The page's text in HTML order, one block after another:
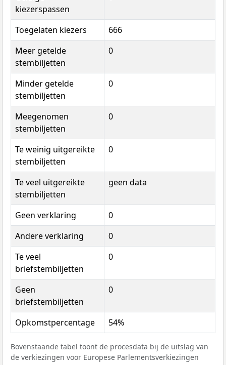
kiezerspassen
Toegelaten kiezers
666
Meer getelde
stembiljetten
0
Minder getelde
stembiljetten
0
Meegenomen
stembiljetten
0
Te weinig uitgereikte
stembiljetten
0
Te veel uitgereikte
stembiljetten
geen data
Geen verklaring
0
Andere verklaring
0
Te veel
briefstembiljetten
0
Geen
briefstembiljetten
0
Opkomstpercentage 54%
Bovenstaande tabel toont de procesdata bij de uitslag van
de verkiezingen voor Europese Parlementsverkiezingen